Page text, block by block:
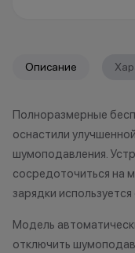
*Акции и бонусы не
исключительно
характер.
•Организатор
право отказать в
договора купли-
нарушение правил
обоснованные
Описание
Полноразмерные
оснастили
шумоподавления.
сосредоточиться на
зарядки
Модель
отключить